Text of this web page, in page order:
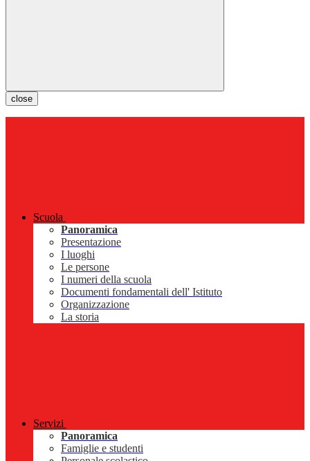
close
Scuola
Panoramica
Presentazione
I luoghi
Le persone
I numeri della scuola
Documenti fondamentali dell' Istituto
Organizzazione
La storia
Servizi
Panoramica
Famiglie e studenti